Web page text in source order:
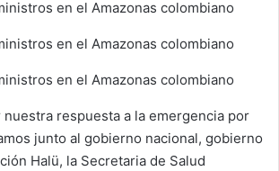
nuestra respuesta a la emergencia por
junto al gobierno nacional, gobierno
Halü, la Secretaria de Salud